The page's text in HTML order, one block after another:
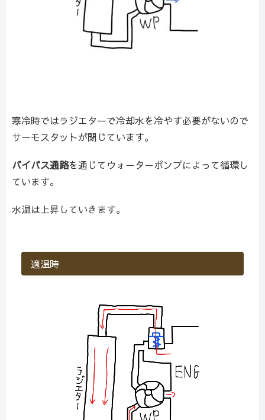
寒冷時ではラジエターで冷却水を冷やす必要がないので
サーモスタットが閉じています。
バイパス通路を通じてウォーターポンプによって循環し
ています。
水温は上昇していきます。
適温時